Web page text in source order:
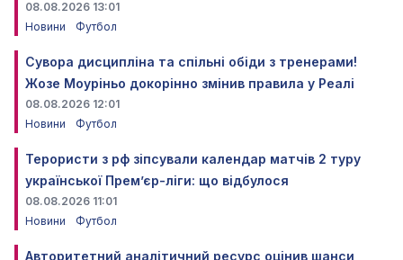
08.08.2026 13:01
Новини
Футбол
Сувора дисципліна та спільні обіди з тренерами!
Жозе Моуріньо докорінно змінив правила у Реалі
08.08.2026 12:01
Новини
Футбол
Терористи з рф зіпсували календар матчів 2 туру
української Прем’єр-ліги: що відбулося
08.08.2026 11:01
Новини
Футбол
Авторитетний аналітичний ресурс оцінив шанси